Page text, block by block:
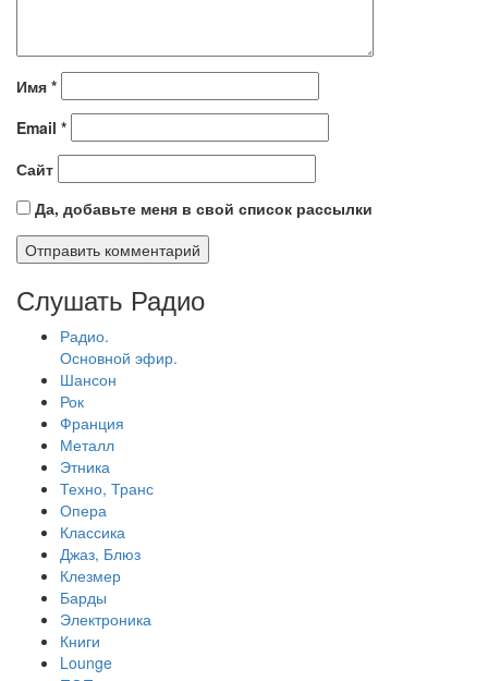
Имя *
Email *
Сайт
Да, добавьте меня в свой список рассылки
Слушать Радио
Радио.
Основной эфир.
Шансон
Рок
Франция
Металл
Этника
Техно, Транс
Опера
Классика
Джаз, Блюз
Клезмер
Барды
Электроника
Книги
Lounge